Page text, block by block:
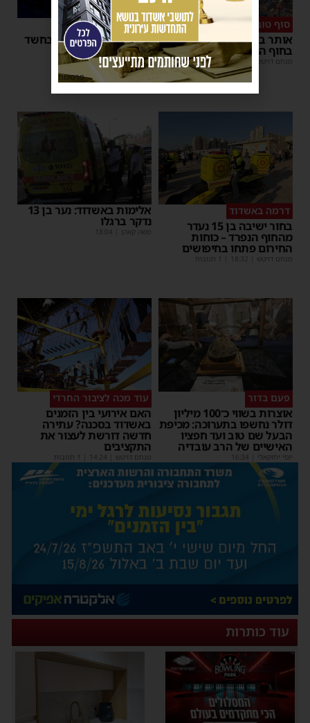
סוף טוב
אותר בחור הישיבה שנעדר
בחוף הנפרד באשדוד
מנחם דויטש 22:08
סגירת מעגל מהירה
המשטרה עצרה קטין בחשד
שדקר נער באשדוד
משה קאהן |
21:59
דרמה באשדוד
בחור ישיבה בן 15 נעדר
מהחוף הנפרד – כוחות
החירום פתחו בחיפושים
מנחם דויטש 18:32
אלימות באשדוד: נער בן 13
נדקר ברגלו
משה קאהן 18:04
פעם בדור
אוצרות בשווי כ־100 מיליון
דולר נחשפו בתערוכה: מכיפת
הבעל שם טוב ועד חפציו
האישיים של הרב עובדיה
יוסי יחזקאלי 16:34
עוד מכה לציבור החרדי
האם אירועי בין הזמנים
באשדוד בסכנה? עתירה
חדשה דורשת לעצור את
התקציבים
מנחם דויטש
עוד כותרות
פרסומת